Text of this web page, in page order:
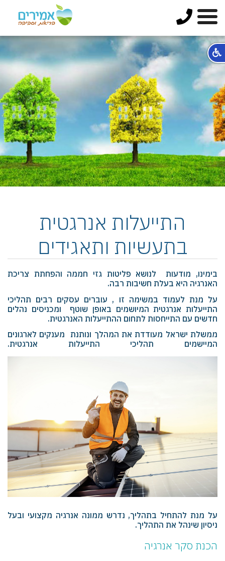
התייעלות אנרגטית
בתעשיות ותאגידים
בימינו, מודעות לנושא פליטות גזי חממה והפחתת צריכת
האנרגיה היא בעלת חשיבות רבה.
על מנת לעמוד במשימה זו , עוברים עסקים רבים תהליכי
התייעלות אנרגטית המיושמים באופן שוטף ומכניסים נהלים
חדשים עם התייחסות לתחום ההתייעלות האנרגטית.
ממשלת ישראל מעודדת את המהלך ונותנת מענקים לארגונים
המיישמים תהליכי התייעלות אנרגטית.
על מנת להתחיל בתהליך, נדרש ממונה אנרגיה מקצועי ובעל
ניסיון שינהל את התהליך.
הכנת סקר אנרגיה